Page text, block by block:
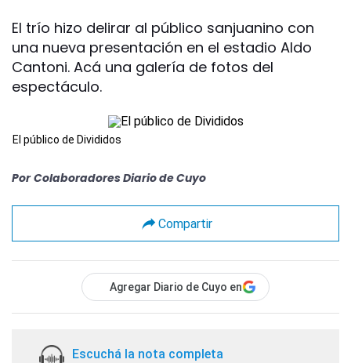
El trío hizo delirar al público sanjuanino con
una nueva presentación en el estadio Aldo
Cantoni. Acá una galería de fotos del
espectáculo.
El público de Divididos
Por Colaboradores Diario de Cuyo
Compartir
Agregar Diario de Cuyo en
Escuchá la nota completa